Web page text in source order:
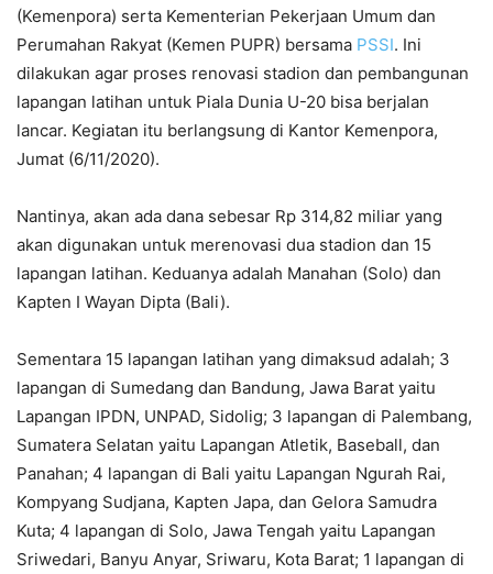
(Kemenpora) serta Kementerian Pekerjaan Umum dan
Perumahan Rakyat (Kemen PUPR) bersama PSSI. Ini
dilakukan agar proses renovasi stadion dan pembangunan
lapangan latihan untuk Piala Dunia U-20 bisa berjalan
lancar. Kegiatan itu berlangsung di Kantor Kemenpora,
Jumat (6/11/2020).
Nantinya, akan ada dana sebesar Rp 314,82 miliar yang
akan digunakan untuk merenovasi dua stadion dan 15
lapangan latihan. Keduanya adalah Manahan (Solo) dan
Kapten I Wayan Dipta (Bali).
Sementara 15 lapangan latihan yang dimaksud adalah; 3
lapangan di Sumedang dan Bandung, Jawa Barat yaitu
Lapangan IPDN, UNPAD, Sidolig; 3 lapangan di Palembang,
Sumatera Selatan yaitu Lapangan Atletik, Baseball, dan
Panahan; 4 lapangan di Bali yaitu Lapangan Ngurah Rai,
Kompyang Sudjana, Kapten Japa, dan Gelora Samudra
Kuta; 4 lapangan di Solo, Jawa Tengah yaitu Lapangan
Sriwedari, Banyu Anyar, Sriwaru, Kota Barat; 1 lapangan di